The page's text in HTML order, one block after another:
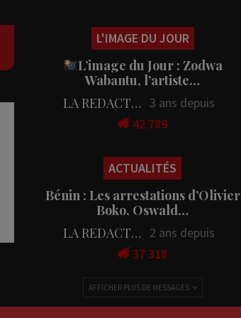
L'IMAGE DU JOUR
L’image du Jour : Zodwa
Wabantu, l’artiste…
LA REDACTION 3 ans depuis
42 789
ACTUALITÉS
Bénin : Les arrestations d’Olivier
Boko, Oswald…
LA REDACTION
2 ans depuis
37 318
AFFICHER PLUS DE MESSAGES